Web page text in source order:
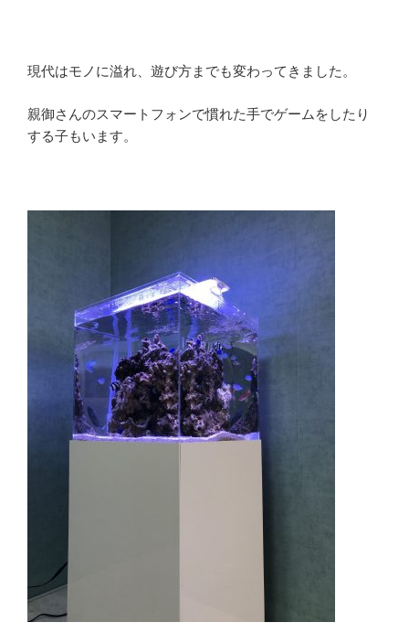
現代はモノに溢れ、遊び方までも変わってきました。
親御さんのスマートフォンで慣れた手でゲームをしたり
する子もいます。